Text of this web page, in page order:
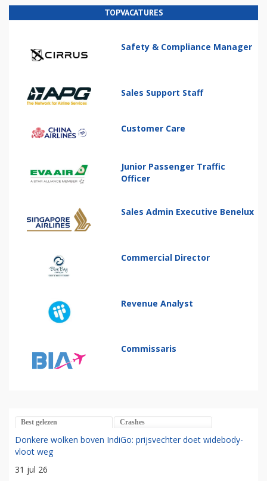
TOPVACATURES
Safety & Compliance Manager
Sales Support Staff
Customer Care
Junior Passenger Traffic
Officer
Sales Admin Executive Benelux
Commercial Director
Revenue Analyst
Commissaris
Best gelezen Crashes
Donkere wolken boven IndiGo: prijsvechter doet widebody-
vloot weg
31 jul 26